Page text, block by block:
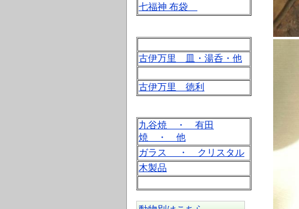
七福神 布袋
古伊万里 皿・湯呑・他
古伊万里 徳利
九谷焼 ・ 有田
焼 ・ 他
ガラス ・ クリスタル
木製品